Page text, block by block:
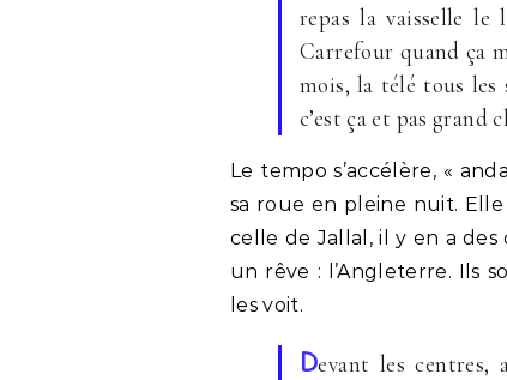
repas la vaisselle le
Carrefour quand ça
mois, la télé tous les
c’est ça et pas grand
Le tempo s’accélère, «
sa roue en pleine nuit.
celle de Jallal, il y en a des
un rêve : l’Angleterre. Ils
les voit.
Devant les centres,